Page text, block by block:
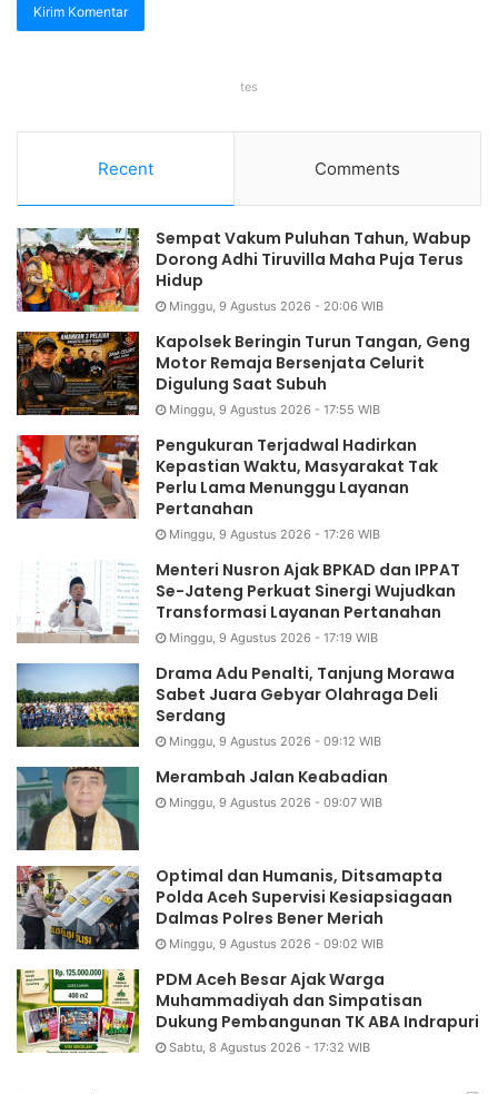
tes
Recent Comments
Sempat Vakum Puluhan Tahun, Wabup
Dorong Adhi Tiruvilla Maha Puja Terus
Hidup
Minggu, 9 Agustus 2026 - 20:06 WIB
Kapolsek Beringin Turun Tangan, Geng
Motor Remaja Bersenjata Celurit
Digulung Saat Subuh
Minggu, 9 Agustus 2026 - 17:55 WIB
Pengukuran Terjadwal Hadirkan
Kepastian Waktu, Masyarakat Tak
Perlu Lama Menunggu Layanan
Pertanahan
Minggu, 9 Agustus 2026 - 17:26 WIB
Menteri Nusron Ajak BPKAD dan IPPAT
Se-Jateng Perkuat Sinergi Wujudkan
Transformasi Layanan Pertanahan
Minggu, 9 Agustus 2026 - 17:19 WIB
Drama Adu Penalti, Tanjung Morawa
Sabet Juara Gebyar Olahraga Deli
Serdang
Minggu, 9 Agustus 2026 - 09:12 WIB
Merambah Jalan Keabadian
Minggu, 9 Agustus 2026 - 09:07 WIB
Optimal dan Humanis, Ditsamapta
Polda Aceh Supervisi Kesiapsiagaan
Dalmas Polres Bener Meriah
Minggu, 9 Agustus 2026 - 09:02 WIB
PDM Aceh Besar Ajak Warga
Muhammadiyah dan Simpatisan
Dukung Pembangunan TK ABA Indrapuri
Sabtu, 8 Agustus 2026 - 17:32 WIB